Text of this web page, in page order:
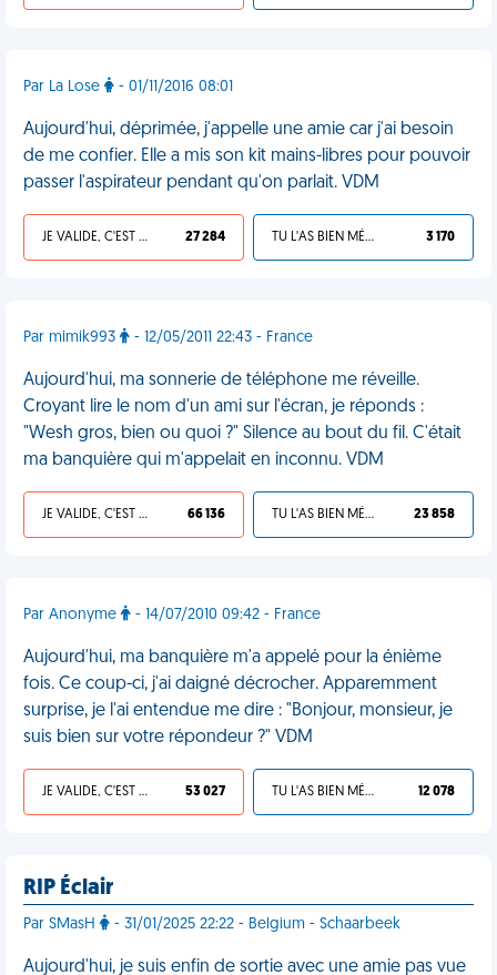
Par La Lose - 01/11/2016 08:01
Aujourd'hui, déprimée, j'appelle une amie car j'ai besoin
de me confier. Elle a mis son kit mains-libres pour pouvoir
passer l'aspirateur pendant qu'on parlait. VDM
JE VALIDE, C'EST UNE VDM 27 284 TU L'AS BIEN MÉRITÉ 3 170
Par mimik993 - 12/05/2011 22:43 - France
Aujourd'hui, ma sonnerie de téléphone me réveille.
Croyant lire le nom d'un ami sur l'écran, je réponds :
"Wesh gros, bien ou quoi ?" Silence au bout du fil. C'était
ma banquière qui m'appelait en inconnu. VDM
JE VALIDE, C'EST UNE VDM 66 136 TU L'AS BIEN MÉRITÉ 23 858
Par Anonyme - 14/07/2010 09:42 - France
Aujourd'hui, ma banquière m'a appelé pour la énième
fois. Ce coup-ci, j'ai daigné décrocher. Apparemment
surprise, je l'ai entendue me dire : "Bonjour, monsieur, je
suis bien sur votre répondeur ?" VDM
JE VALIDE, C'EST UNE VDM 53 027 TU L'AS BIEN MÉRITÉ 12 078
RIP Éclair
Par SMasH - 31/01/2025 22:22 - Belgium - Schaarbeek
Aujourd'hui, je suis enfin de sortie avec une amie pas vue